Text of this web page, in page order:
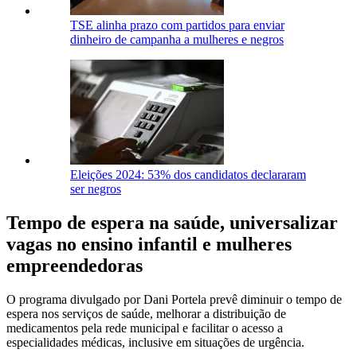
TSE alinha prazo com partidos para enviar
dinheiro de campanha a mulheres e negros
Eleições 2024: 53% dos candidatos declararam
ser negros
Tempo de espera na saúde, universalizar
vagas no ensino infantil e mulheres
empreendedoras
O programa divulgado por Dani Portela prevê diminuir o tempo de
espera nos serviços de saúde, melhorar a distribuição de
medicamentos pela rede municipal e facilitar o acesso a
especialidades médicas, inclusive em situações de urgência.